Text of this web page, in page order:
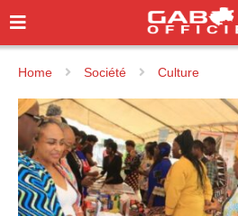
Home Société Culture